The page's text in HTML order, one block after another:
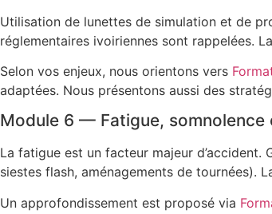
Utilisation de lunettes de simulation et de
réglementaires ivoiriennes sont rappelées.
Selon vos enjeux, nous orientons vers
adaptées. Nous présentons aussi des
Module 6 — Fatigue,
La fatigue est un facteur majeur
siestes flash, aménagements de tournées).
Un approfondissement est proposé via